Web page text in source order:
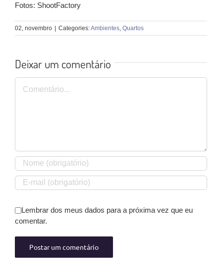
Fotos: ShootFactory
02, novembro | Categories:Ambientes Quartos
Deixar um comentário
Comentário
Lembrar dos meus dados para a próxima vez que eu
comentar.